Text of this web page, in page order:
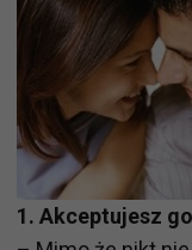
1. Akceptujesz